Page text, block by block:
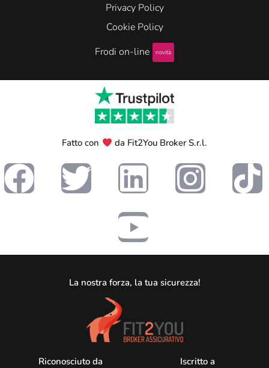
Privacy Policy
Cookie Policy
Frodi on-line
novità
Fatto con da Fit2You Broker S.r.l.
La nostra forza, la tua sicurezza!
Riconosciuto da Iscritto a